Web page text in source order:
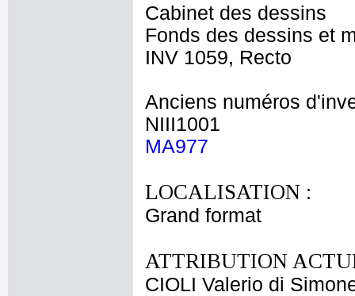
Cabinet des dessins
Fonds des dessins et
INV 1059, Recto
Anciens numéros
NIII1001
MA977
LOCALISATION :
Grand format
ATTRIBUTION
CIOLI Valerio di